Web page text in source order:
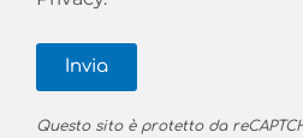
Invia
Questo sito è protetto da